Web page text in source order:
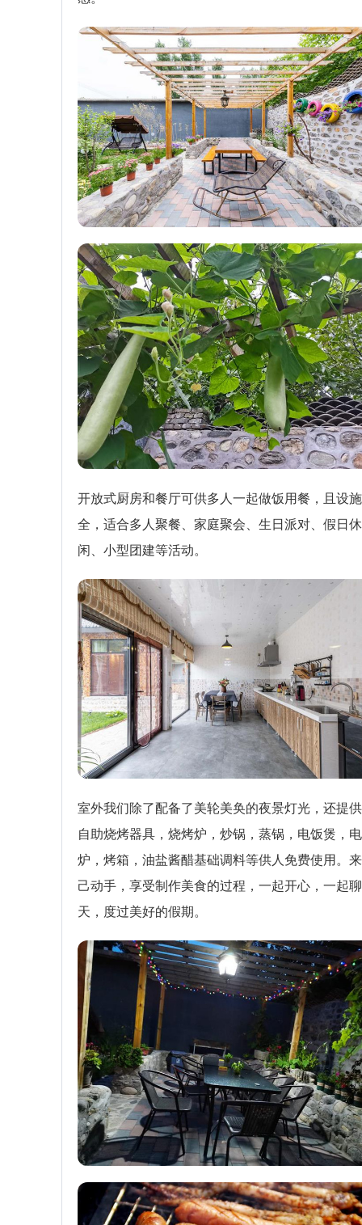
开放式厨房和餐厅可供多人一起做饭用餐，且设
全，适合多人聚餐、家庭聚会、生日派对、假日休
闲、小型团建等活动。
室外我们除了配备了美轮美奂的夜景灯光，还提
自助烧烤器具，烧烤炉，炒锅，蒸锅，电饭煲，
炉，烤箱，油盐酱醋基础调料等供人免费使用。
己动手，享受制作美食的过程，一起开心，一起聊
天，度过美好的假期。